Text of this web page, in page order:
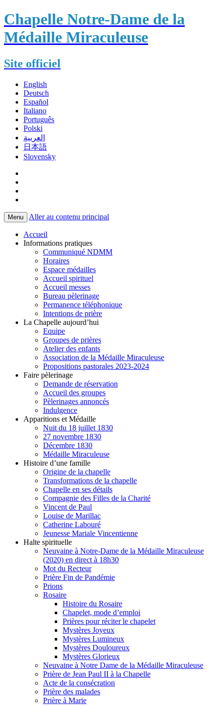
Chapelle Notre-Dame de la
Médaille Miraculeuse
Site officiel
English
Deutsch
Español
Italiano
Português
Polski
العربية
日本語
Slovensky
Menu Aller au contenu principal
Accueil
Informations pratiques
Communiqué NDMM
Horaires
Espace médailles
Accueil spirituel
Accueil messes
Bureau pèlerinage
Permanence téléphonique
Intentions de prière
La Chapelle aujourd’hui
Equipe
Groupes de prières
Atelier des enfants
Association de la Médaille Miraculeuse
Propositions pastorales 2023-2024
Faire pèlerinage
Demande de réservation
Accueil des groupes
Pèlerinages annoncés
Indulgence
Apparitions et Médaille
Nuit du 18 juillet 1830
27 novembre 1830
Décembre 1830
Médaille Miraculeuse
Histoire d’une famille
Origine de la chapelle
Transformations de la chapelle
Chapelle en ses détails
Compagnie des Filles de la Charité
Vincent de Paul
Louise de Marillac
Catherine Labouré
Jeunesse Mariale Vincentienne
Halte spirituelle
Neuvaine à Notre-Dame de la Médaille Miraculeuse
(2020) en direct à 18h30
Mot du Recteur
Prière Fin de Pandémie
Prions
Rosaire
Histoire du Rosaire
Chapelet, mode d’emploi
Prières pour réciter le chapelet
Mystères Joyeux
Mystères Lumineux
Mystères Douloureux
Mystères Glorieux
Neuvaine à Notre Dame de la Médaille Miraculeuse
Prière de Jean Paul II à la Chapelle
Acte de la consécration
Prière des malades
Prière à Marie